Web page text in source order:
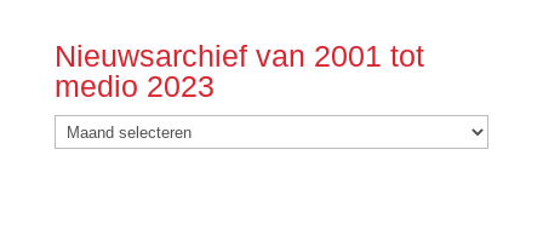
Nieuwsarchief van 2001 tot
medio 2023
Nieuwsarchief
van